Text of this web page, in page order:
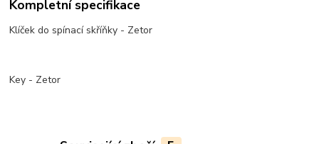
Kompletní specifikace
Klíček do spínací skříňky - Zetor
Key - Zetor